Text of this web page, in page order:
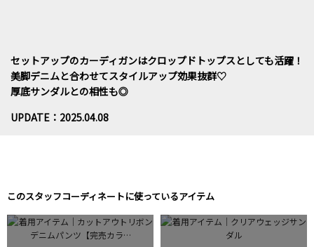
セットアップのカーディガンはクロップドトップスとしても活躍！
美脚デニムと合わせてスタイルアップ効果抜群♡
厚底サンダルとの相性も◎
UPDATE：2025.04.08
このスタッフコーディネートに使っているアイテム